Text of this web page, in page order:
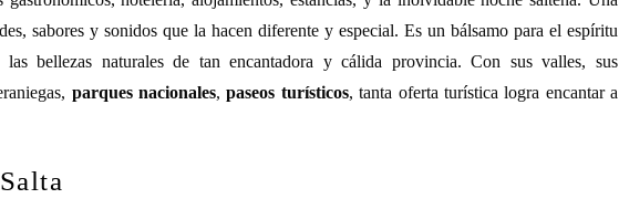
sabores y sonidos que la hacen diferente y especial. Es un bálsamo para el espíritu
bellezas naturales de tan encantadora y cálida provincia. Con sus valles, sus
parques nacionales,paseos turísticos, tanta oferta turística logra encantar a